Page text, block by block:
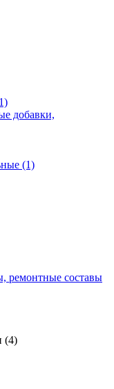
добавки,
(1)
ремонтные составы
(4)